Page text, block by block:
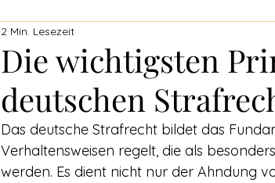
Die wichtigsten
deutschen
2 Min. Lesezeit
Das deutsche Strafrecht bildet das
Verhaltensweisen regelt, die als
werden. Es dient nicht nur der Ahndung